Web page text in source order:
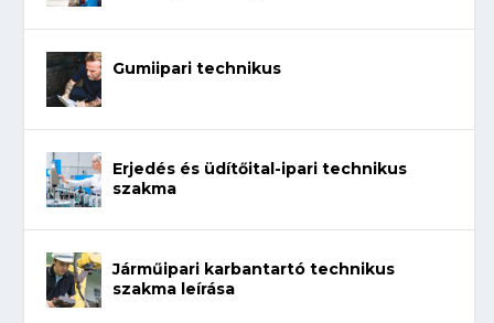
Gumiipari technikus
Erjedés és üdítőital-ipari technikus
szakma
Járműipari karbantartó technikus
szakma leírása